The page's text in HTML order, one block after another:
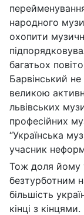
народного
охопити
багатьох
Барвінський не
великою
львівських
професійних
“Українська
учасник
Тож доля йому
безтурботним
більшість
кінці з кінцями.